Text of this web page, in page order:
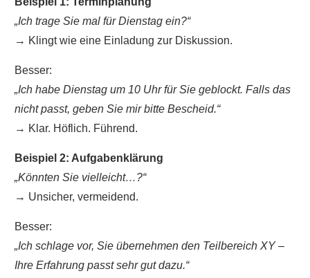
„Ich trage Sie mal für Dienstag ein?“
→ Klingt wie eine Einladung zur Diskussion.
Besser:
„Ich habe Dienstag um 10 Uhr für Sie geblockt. Falls das
nicht passt, geben Sie mir bitte Bescheid.“
→ Klar. Höflich. Führend.
Beispiel 2: Aufgabenklärung
„Könnten Sie vielleicht…?“
→ Unsicher, vermeidend.
Besser:
„Ich schlage vor, Sie übernehmen den Teilbereich XY –
Ihre Erfahrung passt sehr gut dazu.“